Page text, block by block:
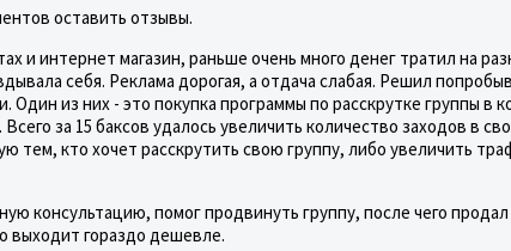
оставить отзывы.
и интернет магазин, раньше очень много денег тратил на
себя. Реклама дорогая, а отдача слабая. Решил
из них - это покупка программы по расскрутке группы в
за 15 баксов удалось увеличить количество заходов в
тем, кто хочет расскрутить свою группу, либо увеличить
консультацию, помог продвинуть группу, после чего
выходит гораздо дешевле.